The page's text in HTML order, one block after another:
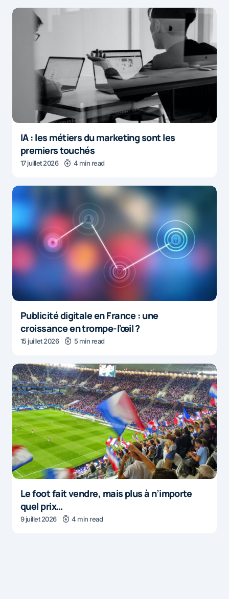
IA : les métiers du marketing sont les
premiers touchés
17 juillet 2026 4 min read
Publicité digitale en France : une
croissance en trompe-l’œil ?
15 juillet 2026 5 min read
Le foot fait vendre, mais plus à n’importe
quel prix…
9 juillet 2026 4 min read